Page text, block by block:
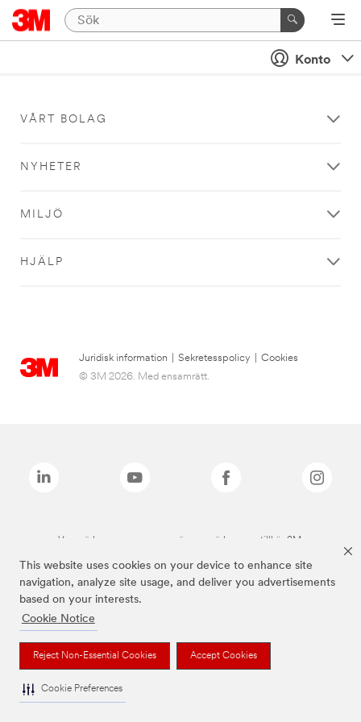
This website uses cookies on your device to enhance site
navigation, analyze site usage, and deliver you advertisements
based on your interests.
Cookie Notice
Reject Non-Essential Cookies Accept Cookies
Cookie Preferences
Konto
VÅRT BOLAG
NYHETER
MILJÖ
HJÄLP
Juridisk information Sekretesspolicy
Cookies
© 3M 2026. Med ensamrätt.
Varumärken som anges ovan är varumärken som tillhör 3M.